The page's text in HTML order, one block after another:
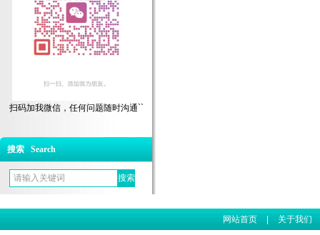
扫码加我微信，任何问题随时沟通``
搜索 Search
网站首页 关于我们